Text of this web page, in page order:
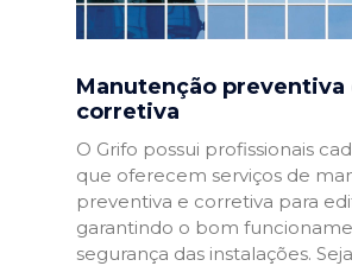
Manutenção preventiva
corretiva
O Grifo possui profissionais
que oferecem serviços de
preventiva e corretiva para
garantindo o bom
segurança das instalações.